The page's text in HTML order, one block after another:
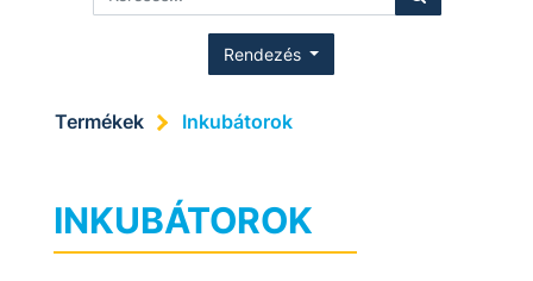
Rendezés
Termékek Inkubátorok
INKUBÁTOROK